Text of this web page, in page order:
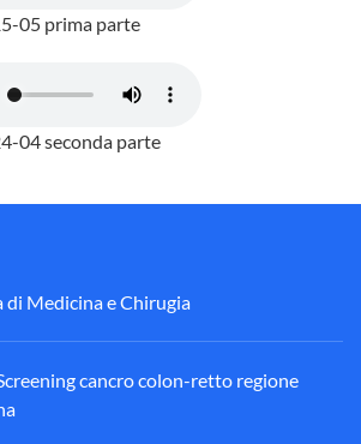
05 prima parte
04 seconda parte
di Medicina e Chirugia
cancro colon-retto regione